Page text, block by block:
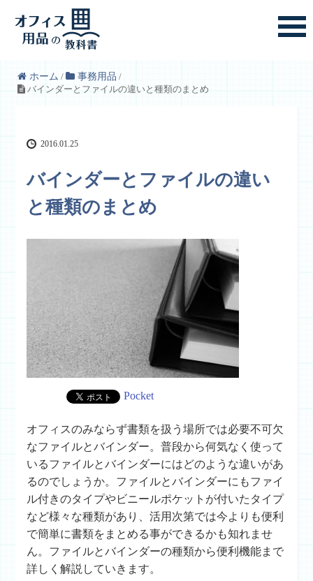
ホーム / 事務用品 /
バインダーとファイルの違いと種類のまとめ
2016.01.25
バインダーとファイルの違い
と種類のまとめ
Pocket
オフィスのみならず書類を扱う場所では必要不可欠
なファイルとバインダー。普段から何気なく使って
いるファイルとバインダーにはどのような違いがあ
るのでしょうか。ファイルとバインダーにもファイ
ル付きのタイプやビニールポケットが付いたタイプ
など様々な種類があり、活用次第では今よりも便利
で簡単に書類をまとめる事ができるかも知れませ
ん。ファイルとバインダーの種類から便利機能まで
詳しく解説していきます。